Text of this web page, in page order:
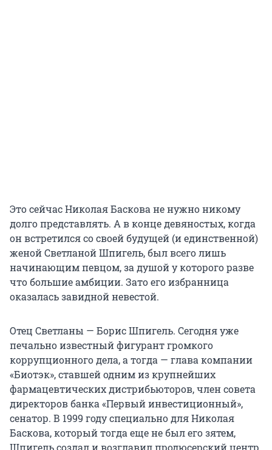
Это сейчас Николая Баскова не нужно никому
долго представлять. А в конце девяностых, когда
он встретился со своей будущей (и единственной)
женой Светланой Шпигель, был всего лишь
начинающим певцом, за душой у которого разве
что большие амбиции. Зато его избранница
оказалась завидной невестой.
Отец Светланы — Борис Шпигель. Сегодня уже
печально известный фигурант громкого
коррупционного дела, а тогда — глава компании
«Биотэк», ставшей одним из крупнейших
фармацевтических дистрибьюторов, член совета
директоров банка «Первый инвестиционный»,
сенатор. В 1999 году специально для Николая
Баскова, который тогда еще не был его зятем,
Шпигель создал и возглавил продюсерский центр